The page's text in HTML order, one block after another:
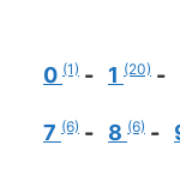
0 (1) 1 (20)
7 (6) 8 (6)